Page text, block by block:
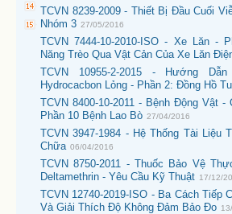
TCVN 8239-2009 - Thiết Bị Đầu Cuối
Nhóm 3 27/05/2016
TCVN 7444-10-2010-ISO - Xe Lăn -
Năng Trèo Qua Vật Cản Của Xe Lăn
TCVN 10955-2-2015 - Hướng
Hydrocacbon Lỏng - Phần 2: Đồng Hồ
TCVN 8400-10-2011 - Bệnh Động Vật
Phần 10 Bệnh Lao Bò 27/04/2016
TCVN 3947-1984 - Hệ Thống Tài Liệu
Chữa 06/04/2016
TCVN 8750-2011 - Thuốc Bảo Vệ
Deltamethrin - Yêu Cầu Kỹ Thuật 17/12/
TCVN 12740-2019-ISO - Ba Cách Tiếp
Và Giải Thích Độ Không Đảm Bảo Đo